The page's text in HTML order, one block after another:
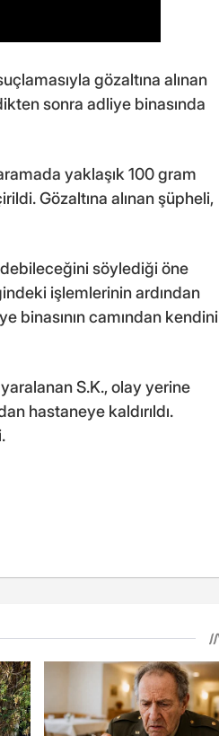
gözaltına alınan
sonra adliye binasında
yaklaşık 100 gram
Gözaltına alınan şüpheli,
söylediği öne
işlemlerinin ardından
binasının camından kendini
S.K., olay yerine
hastaneye kaldırıldı.